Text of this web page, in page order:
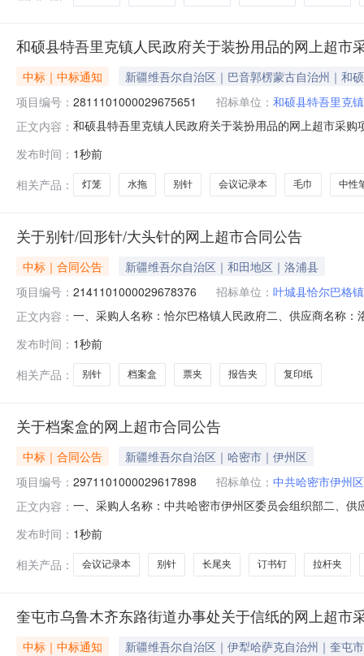
和硕县特吾里克镇人民政府关于装扮用品的网上超市
中标｜中标通知
新疆维吾尔自治区｜巴音郭楞蒙古自治州｜和
项目编号： 2811101000029675651 招标单位： 和硕县特吾里克
正文内容： 和硕县特吾里克镇人民政府关于装扮用品的网上超市采
编码:652828项目所在行政区划名称:新疆维吾尔自治区
发布时间： 1秒前
相关产品：
灯笼 水拖 别针 会议记录本 毛巾 中性
关于别针/回形针/大头针的网上超市合同公告
中标｜合同公告
新疆维吾尔自治区｜和田地区｜洛浦县
项目编号： 2141101000029678376 招标单位： 叶城县恰尔巴格
正文内容： 一、采购人名称：恰尔巴格镇人民政府二、供应商名称
针盒15.003452创易CY3392票夹/长尾夹创易CY3392盒
发布时间： 1秒前
相关产品：
别针 档案盒 票夹 报告夹 复印纸
关于档案盒的网上超市合同公告
中标｜合同公告
新疆维吾尔自治区｜哈密市｜伊州区
项目编号： 2971101000029617898 招标单位： 中共哈密市伊州
正文内容： 一、采购人名称：中共哈密市伊州区委员会组织部二、
10.00181802白雪PVN-166宝珠/走珠/签字笔走珠笔白
发布时间： 1秒前
相关产品：
会议记录本 别针 长尾夹 订书钉 拉杆夹
奎屯市乌鲁木齐东路街道办事处关于信纸的网上超市
中标｜中标通知
新疆维吾尔自治区｜伊犁哈萨克自治州｜奎屯市